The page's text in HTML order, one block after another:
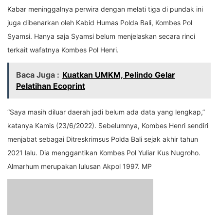
Kabar meninggalnya perwira dengan melati tiga di pundak ini
juga dibenarkan oleh Kabid Humas Polda Bali, Kombes Pol
Syamsi. Hanya saja Syamsi belum menjelaskan secara rinci
terkait wafatnya Kombes Pol Henri.
Baca Juga : Kuatkan UMKM, Pelindo Gelar
Pelatihan Ecoprint
“Saya masih diluar daerah jadi belum ada data yang lengkap,”
katanya Kamis (23/6/2022). Sebelumnya, Kombes Henri sendiri
menjabat sebagai Ditreskrimsus Polda Bali sejak akhir tahun
2021 lalu. Dia menggantikan Kombes Pol Yuliar Kus Nugroho.
Almarhum merupakan lulusan Akpol 1997. MP